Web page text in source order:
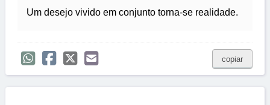
Um desejo vivido em conjunto torna-se realidade.
copiar